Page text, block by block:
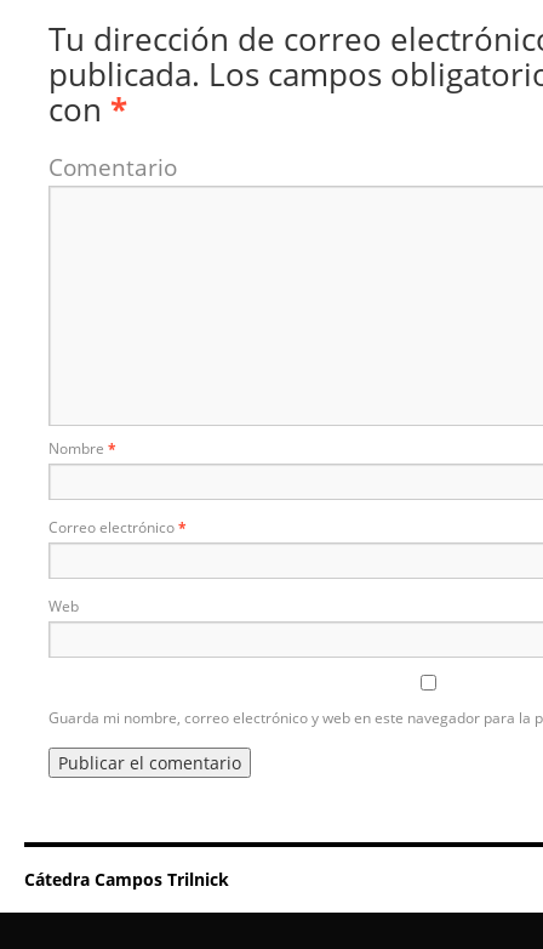
Tu dirección de correo
publicada. Los campos
con *
Comentario
Nombre *
Correo electrónico*
Web
Guarda mi nombre, correo electrónico y web en este navegador para la
Cátedra Campos Trilnick